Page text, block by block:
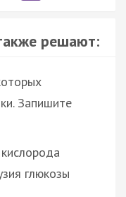
решают:
Запишите
глюкозы